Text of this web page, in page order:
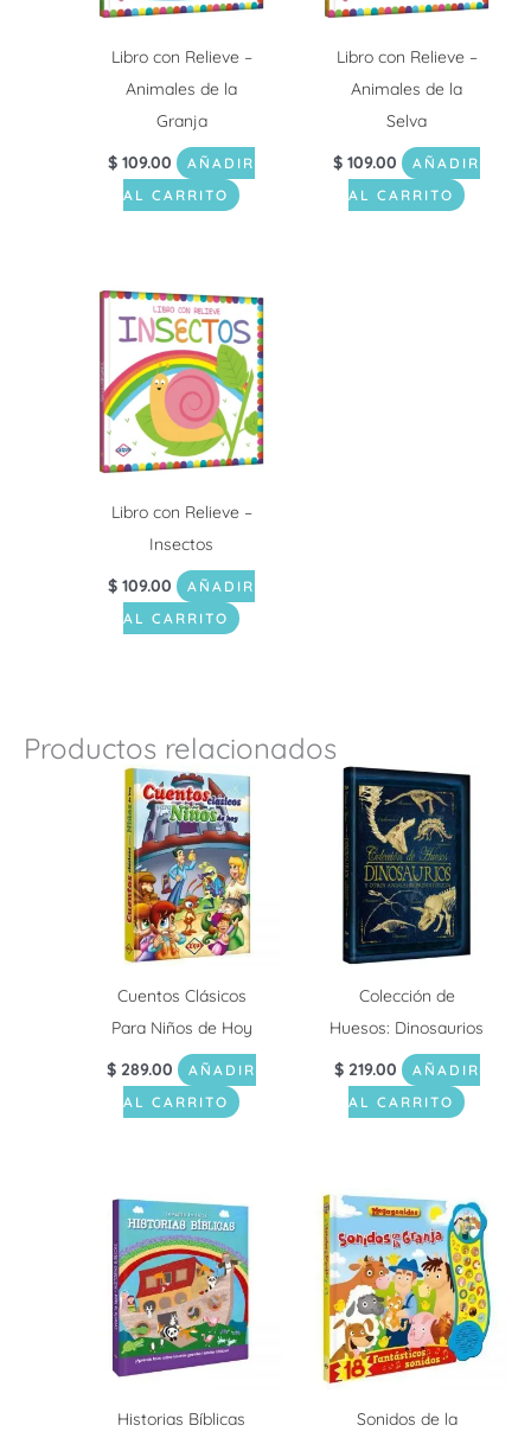
Libro con Relieve –
Animales de la
Granja
$ 109.00
AÑADIR
AL CARRITO
Libro con Relieve –
Animales de la
Selva
$ 109.00
AÑADIR
AL CARRITO
Libro con Relieve –
Insectos
$ 109.00
AÑADIR
AL CARRITO
Productos relacionados
Cuentos Clásicos
Para Niños de Hoy
$ 289.00
AÑADIR
AL CARRITO
Colección de
Huesos: Dinosaurios
$219.00
AÑADIR
AL CARRITO
Historias Bíblicas
Sonidos de la